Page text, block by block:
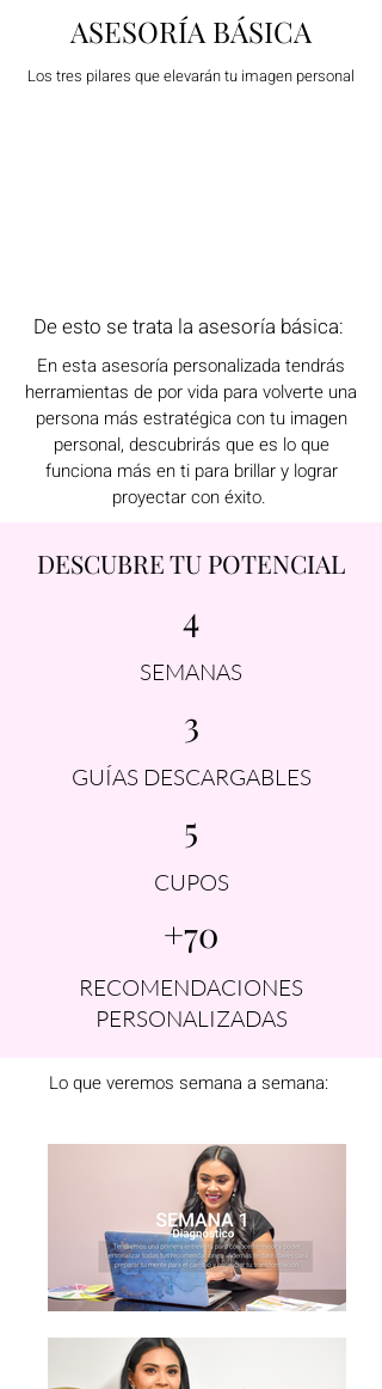
ASESORÍA BÁSICA
Los tres pilares que elevarán tu imagen personal
De esto se trata la asesoría básica:
En esta asesoría personalizada tendrás
herramientas de por vida para volverte una
persona más estratégica con tu imagen
personal, descubrirás que es lo que
funciona más en ti para brillar y lograr
proyectar con éxito.
DESCUBRE TU POTENCIAL
4
SEMANAS
3
GUÍAS DESCARGABLES
5
CUPOS
+70
RECOMENDACIONES
PERSONALIZADAS
Lo que veremos semana a semana: